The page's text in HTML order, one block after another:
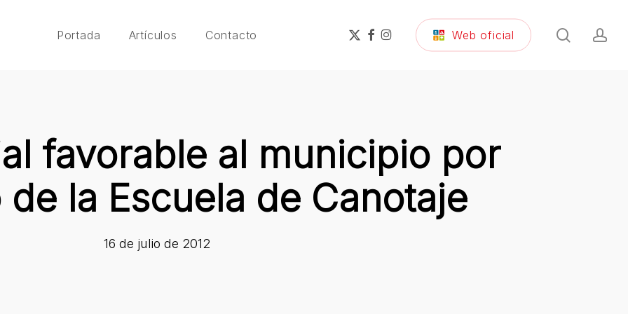
Portada Artículos Contacto
x-
twitter
facebook
instagram Web oficial search
favorable al municipio por
la Escuela de Canotaje
16 de julio de 2012